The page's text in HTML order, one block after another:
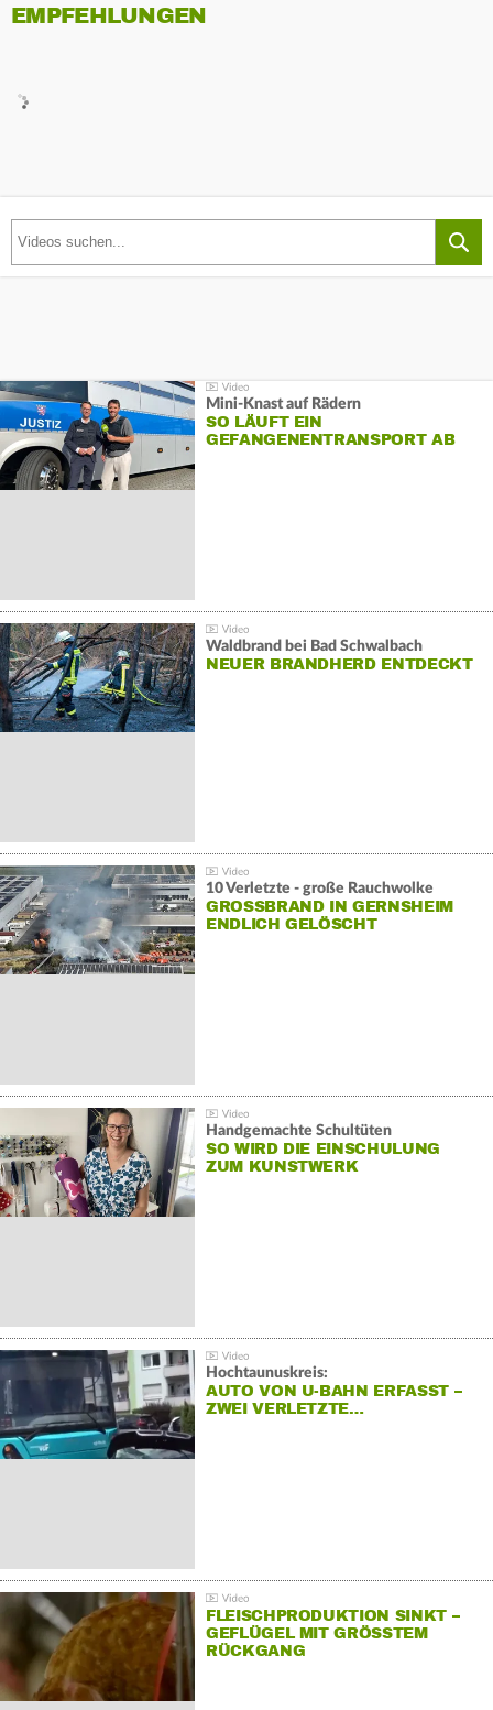
EMPFEHLUNGEN
Mini-Knast auf Rädern
SO LÄUFT EIN
GEFANGENENTRANSPORT AB
Waldbrand bei Bad Schwalbach
NEUER BRANDHERD ENTDECKT
10 Verletzte - große Rauchwolke
GROSSBRAND IN GERNSHEIM E
NDLICH GELÖSCHT
Handgemachte Schultüten
SO WIRD DIE EINSCHULUNG
ZUM KUNSTWERK
Hochtaunuskreis:
AUTO VON U-BAHN ERFASST –
ZWEI VERLETZTE…
FLEISCHPRODUKTION SINKT –
GEFLÜGEL MIT GRÖSSTEM R
ÜCKGANG